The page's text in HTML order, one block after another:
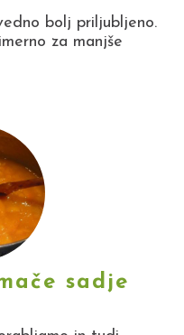
bolj priljubljeno.
za manjše
sadje